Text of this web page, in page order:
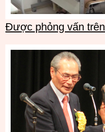
Được phỏng vấn